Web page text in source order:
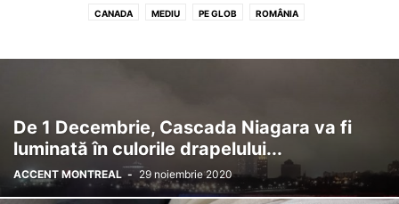
CANADA MEDIU PE GLOB ROMÂNIA
De 1 Decembrie, Cascada Niagara va fi
luminată în culorile drapelului...
ACCENT MONTREAL - 29 noiembrie 2020